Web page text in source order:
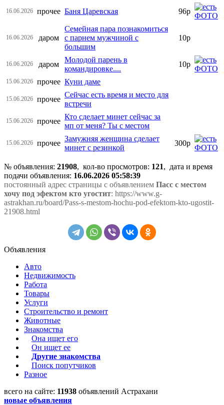
16.06.2026 прочее Баня Царевская 96р
16.06.2026 даром
Семейная пара познакомиться
с парнем мужчиной с
большим
10р
16.06.2026 даром
Молодой парень в
командировке....
10р
15.06.2026 прочее Куни даме
15.06.2026 прочее
Сейчас есть время и место для
встречи
15.06.2026 прочее
Кто сделает минет сейчас за
мп от меня? Ты с местом
15.06.2026 прочее
Замужняя женщина сделает
минет с резинкой
300р
№ объявления: 21908, кол-во просмотров: 121, дата и время
подачи объявления: 16.06.2026 05:58:39
постоянный адрес страницы с объявлением Пасс с местом
хочу под эфектом кто угостит: https://www.g-
astrakhan.ru/board/Pass-s-mestom-hochu-pod-efektom-kto-ugostit-
21908.html
Объявления
Авто
Недвижимость
Работа
Товары
Услуги
Строительство и ремонт
Животные
Знакомства
Она ищет его
Он ищет ее
Другие знакомства
Поиск попутчиков
Разное
всего на сайте: 11938 объявлений Астрахани
новые объявления